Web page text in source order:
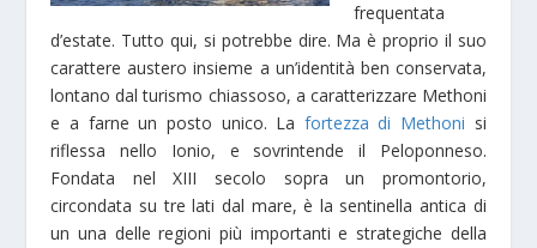
frequentata
d’estate. Tutto qui, si potrebbe dire. Ma è proprio il suo
carattere austero insieme a un’identità ben conservata,
lontano dal turismo chiassoso, a caratterizzare Methoni
e a farne un posto unico. La fortezza di Methoni si
riflessa nello Ionio, e sovrintende il Peloponneso.
Fondata nel XIII secolo sopra un promontorio,
circondata su tre lati dal mare, è la sentinella antica di
un una delle regioni più importanti e strategiche della